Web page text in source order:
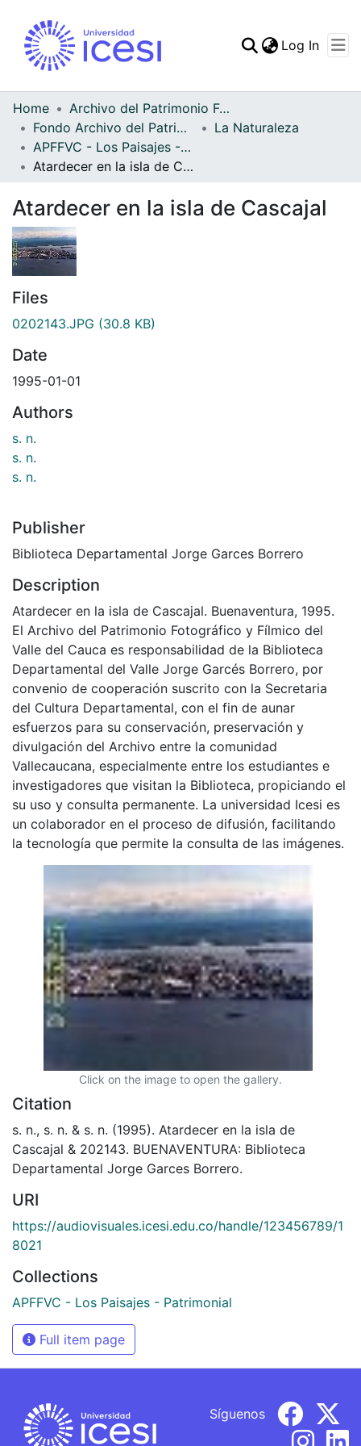
Statistics
Log In
Home
Archivo del Patrimonio Fotográfico y Fílmico del Valle del Cauca
Fondo Archivo del Patrimonio Fotográfico y Fílmico del Valle del Cauca
La Naturaleza
APFFVC - Los Paisajes - Patrimonial
Atardecer en la isla de Cascajal
Atardecer en la isla de Cascajal
Files
0202143.JPG (30.8 KB)
Date
1995-01-01
Authors
s. n.
s. n.
s. n.
Publisher
Biblioteca Departamental Jorge Garces Borrero
Description
Atardecer en la isla de Cascajal. Buenaventura, 1995.
El Archivo del Patrimonio Fotográfico y Fílmico del
Valle del Cauca es responsabilidad de la Biblioteca
Departamental del Valle Jorge Garcés Borrero, por
convenio de cooperación suscrito con la Secretaria
del Cultura Departamental, con el fin de aunar
esfuerzos para su conservación, preservación y
divulgación del Archivo entre la comunidad
Vallecaucana, especialmente entre los estudiantes e
investigadores que visitan la Biblioteca, propiciando el
su uso y consulta permanente. La universidad Icesi es
un colaborador en el proceso de difusión, facilitando
la tecnología que permite la consulta de las imágenes.
Click on the image to open the gallery.
Citation
s. n., s. n. & s. n. (1995). Atardecer en la isla de
Cascajal & 202143. BUENAVENTURA: Biblioteca
Departamental Jorge Garces Borrero.
URI
https://audiovisuales.icesi.edu.co/handle/123456789/1
8021
Collections
APFFVC - Los Paisajes - Patrimonial
Full item page
Síguenos